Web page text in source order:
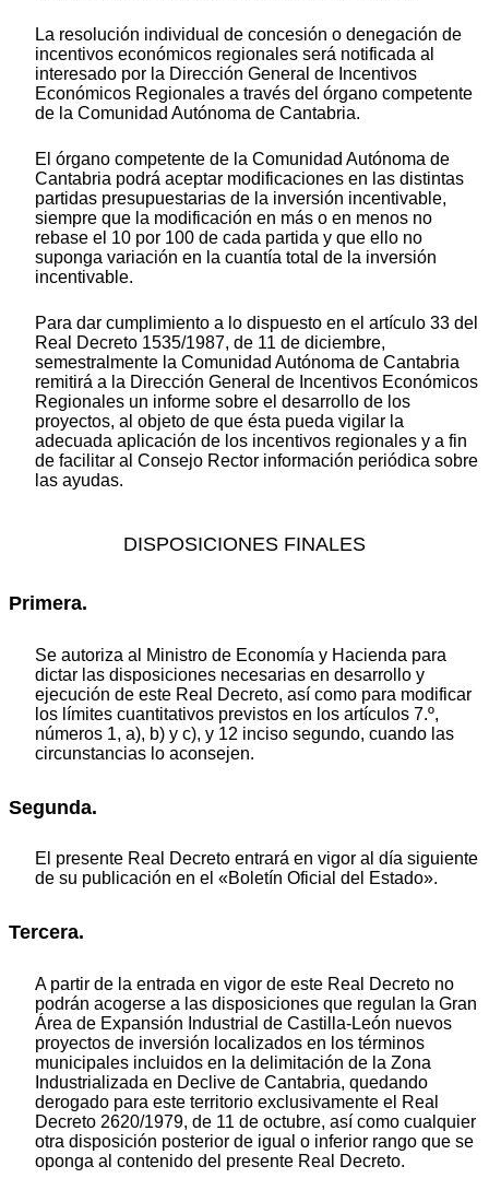
La resolución individual de concesión o denegación de
incentivos económicos regionales será notificada al
interesado por la Dirección General de Incentivos
Económicos Regionales a través del órgano competente
de la Comunidad Autónoma de Cantabria.
El órgano competente de la Comunidad Autónoma de
Cantabria podrá aceptar modificaciones en las distintas
partidas presupuestarias de la inversión incentivable,
siempre que la modificación en más o en menos no
rebase el 10 por 100 de cada partida y que ello no
suponga variación en la cuantía total de la inversión
incentivable.
Para dar cumplimiento a lo dispuesto en el artículo 33 del
Real Decreto 1535/1987, de 11 de diciembre,
semestralmente la Comunidad Autónoma de Cantabria
remitirá a la Dirección General de Incentivos Económicos
Regionales un informe sobre el desarrollo de los
proyectos, al objeto de que ésta pueda vigilar la
adecuada aplicación de los incentivos regionales y a fin
de facilitar al Consejo Rector información periódica sobre
las ayudas.
DISPOSICIONES FINALES
Primera.
Se autoriza al Ministro de Economía y Hacienda para
dictar las disposiciones necesarias en desarrollo y
ejecución de este Real Decreto, así como para modificar
los límites cuantitativos previstos en los artículos 7.º,
números 1, a), b) y c), y 12 inciso segundo, cuando las
circunstancias lo aconsejen.
Segunda.
El presente Real Decreto entrará en vigor al día siguiente
de su publicación en el «Boletín Oficial del Estado».
Tercera.
A partir de la entrada en vigor de este Real Decreto no
podrán acogerse a las disposiciones que regulan la Gran
Área de Expansión Industrial de Castilla-León nuevos
proyectos de inversión localizados en los términos
municipales incluidos en la delimitación de la Zona
Industrializada en Declive de Cantabria, quedando
derogado para este territorio exclusivamente el Real
Decreto 2620/1979, de 11 de octubre, así como cualquier
otra disposición posterior de igual o inferior rango que se
oponga al contenido del presente Real Decreto.